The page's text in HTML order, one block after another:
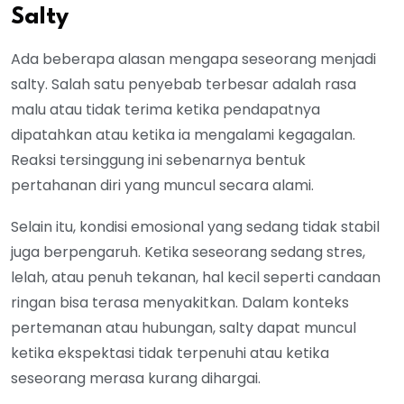
Salty
Ada beberapa alasan mengapa seseorang menjadi
salty. Salah satu penyebab terbesar adalah rasa
malu atau tidak terima ketika pendapatnya
dipatahkan atau ketika ia mengalami kegagalan.
Reaksi tersinggung ini sebenarnya bentuk
pertahanan diri yang muncul secara alami.
Selain itu, kondisi emosional yang sedang tidak stabil
juga berpengaruh. Ketika seseorang sedang stres,
lelah, atau penuh tekanan, hal kecil seperti candaan
ringan bisa terasa menyakitkan. Dalam konteks
pertemanan atau hubungan, salty dapat muncul
ketika ekspektasi tidak terpenuhi atau ketika
seseorang merasa kurang dihargai.